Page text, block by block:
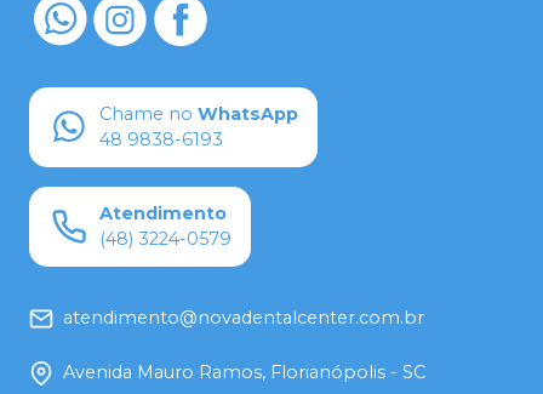
Chame no WhatsApp
48 9838-6193
Atendimento
(48) 3224-0579
atendimento@novadentalcenter.com.br
Avenida Mauro Ramos, Florianópolis - SC